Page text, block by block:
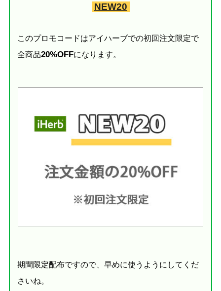
NEW20
このプロモコードはアイハーブでの初回注文限定で
全商品20%OFFになります。
期間限定配布ですので、早めに使うようにしてくだ
さいね。